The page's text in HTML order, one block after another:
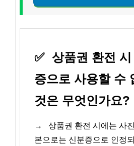
✅ 상품권 환전
증으로 사용할 수
것은 무엇인가요?
→
상품권 환전 시에는 사
본으로는 신분증으로 인정